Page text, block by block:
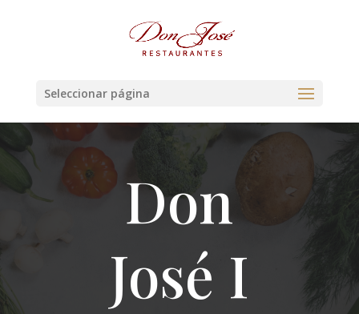
Seleccionar página
Don
José I